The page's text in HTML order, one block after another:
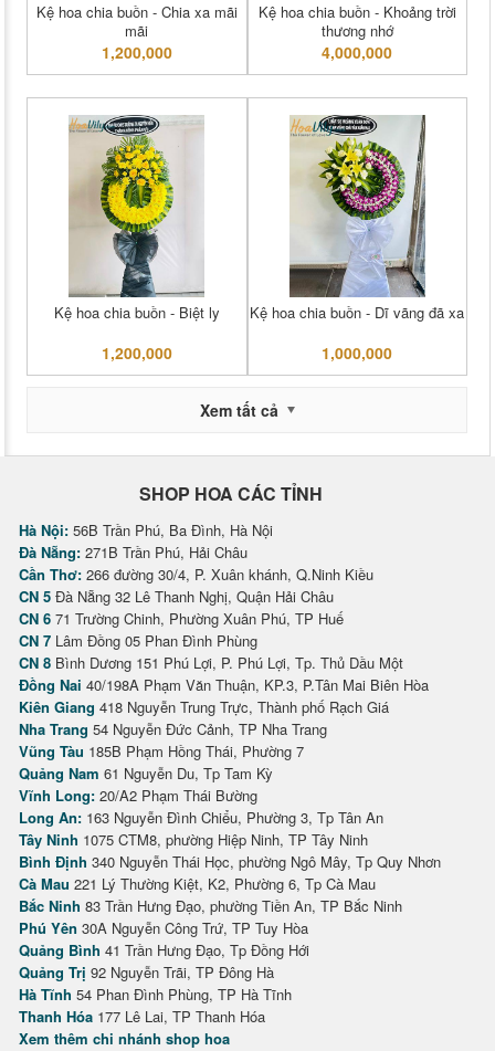
Kệ hoa chia buồn - Chia xa mãi
mãi
1,200,000
Kệ hoa chia buồn - Khoảng trời
thương nhớ
4,000,000
Kệ hoa chia buồn - Biệt ly
1,200,000
Kệ hoa chia buồn - Dĩ vãng đã xa
1,000,000
Xem tất cả
SHOP HOA CÁC TỈNH
Hà Nội: 56B Trần Phú, Ba Đình, Hà Nội
Đà Nẵng: 271B Trần Phú, Hải Châu
Cần Thơ: 266 đường 30/4, P. Xuân khánh, Q.Ninh Kiều
CN 5 Đà Nẵng 32 Lê Thanh Nghị, Quận Hải Châu
CN 6 71 Trường Chinh, Phường Xuân Phú, TP Huế
CN 7 Lâm Đồng 05 Phan Đình Phùng
CN 8 Bình Dương 151 Phú Lợi, P. Phú Lợi, Tp. Thủ Dầu Một
Đồng Nai 40/198A Phạm Văn Thuận, KP.3, P.Tân Mai Biên Hòa
Kiên Giang 418 Nguyễn Trung Trực, Thành phố Rạch Giá
Nha Trang 54 Nguyễn Đức Cảnh, TP Nha Trang
Vũng Tàu 185B Phạm Hồng Thái, Phường 7
Quảng Nam 61 Nguyễn Du, Tp Tam Kỳ
Vĩnh Long: 20/A2 Phạm Thái Bường
Long An: 163 Nguyễn Đình Chiểu, Phường 3, Tp Tân An
Tây Ninh 1075 CTM8, phường Hiệp Ninh, TP Tây Ninh
Bình Định 340 Nguyễn Thái Học, phường Ngô Mây, Tp Quy Nhơn
Cà Mau 221 Lý Thường Kiệt, K2, Phường 6, Tp Cà Mau
Bắc Ninh 83 Trần Hưng Đạo, phường Tiền An, TP Bắc Ninh
Phú Yên 30A Nguyễn Công Trứ, TP Tuy Hòa
Quảng Bình 41 Trần Hưng Đạo, Tp Đồng Hới
Quảng Trị 92 Nguyễn Trãi, TP Đông Hà
Hà Tĩnh 54 Phan Đình Phùng, TP Hà Tĩnh
Thanh Hóa 177 Lê Lai, TP Thanh Hóa
Xem thêm chi nhánh shop hoa